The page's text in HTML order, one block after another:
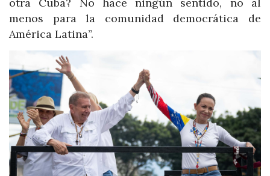
otra Cuba? No hace ningún sentido, no al
menos para la comunidad democrática de
América Latina”.